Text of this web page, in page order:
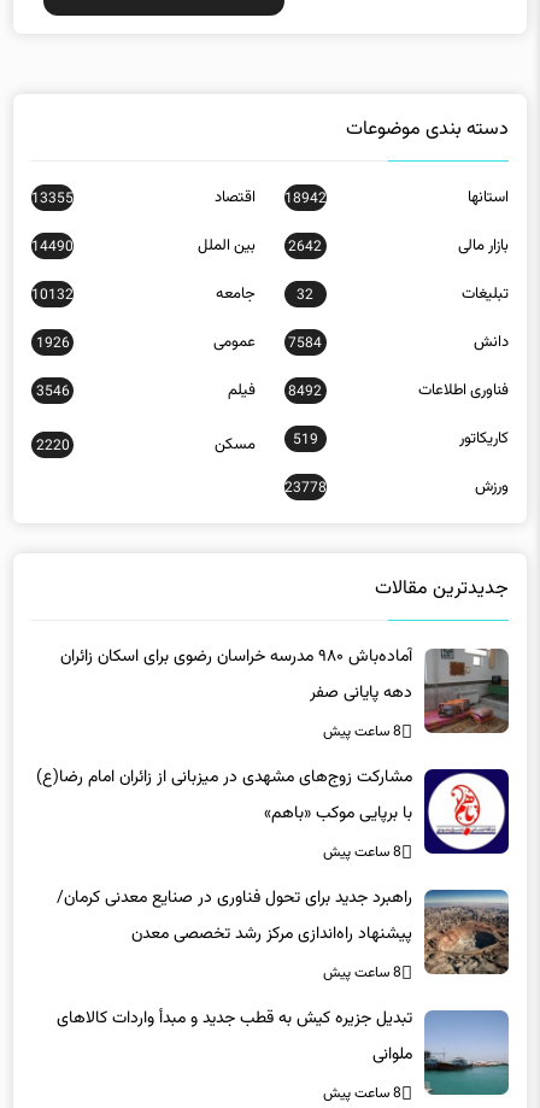
دسته بندی موضوعات
استانها 18942 اقتصاد 13355
بازار مالی 2642 بین الملل 14490
تبلیغات 32 جامعه 10132
دانش 7584 عمومی 1926
فناوری اطلاعات 8492 فیلم 3546
کاریکاتور 519 مسکن 2220
ورزش 23778
جدیدترین مقالات
آماده‌باش ۹۸۰ مدرسه خراسان رضوی برای اسکان زائران
دهه پایانی صفر
8 ساعت پیش
مشارکت زوج‌های مشهدی در میزبانی از زائران امام رضا(ع)
با برپایی موکب «باهم»
8 ساعت پیش
راهبرد جدید برای تحول فناوری در صنایع معدنی کرمان/
پیشنهاد راه‌اندازی مرکز رشد تخصصی معدن
8 ساعت پیش
تبدیل جزیره کیش به قطب جدید و مبدأ واردات کالاهای
ملوانی
8 ساعت پیش